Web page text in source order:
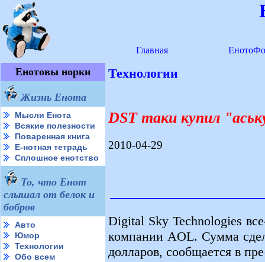
Главная
Енотовы норки
Жизнь Енота
Мысли Енота
Всякие полезности
Поваренная книга
Е-нотная тетрадь
Сплошное енотство
То, что Енот
слышал от белок и
бобров
Авто
Юмор
Технологии
Обо всем
Технологии
DST таки купил
2010-04-29
Digital Sky Technologies
компании AOL. Сумма
долларов, сообщается в